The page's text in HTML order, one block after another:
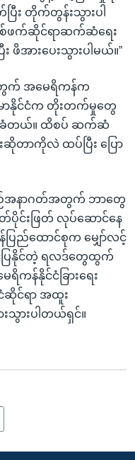
း တိုက်တွန်းသွားပါ
စစ်ဖက်ဆိုင်ရာဆက်ဆံရေး
ားပေးသွားပါမယ်။”
က် အမေရိကန်က
ာနိုင်ငံက တိုးတက်မှုတွေ
တယ်။ ထိစပ် ဆက်ဆံ
တာကိုလဲ ထပ်ပြီး ပြော
ြည်အနာဂတ်အတွက် ဘာတွေ
းဖြတ် လုပ်ဆောင်နေ
ြည်ထောင်စုက မျှော်လင့်
နိုင်တဲ့ ရလဒ်တွေထွက်
ကန်နိုင်ငံခြားရေး
ငံဆိုင်ရာ အထူး
းသွားပါတယ်ရှင်။